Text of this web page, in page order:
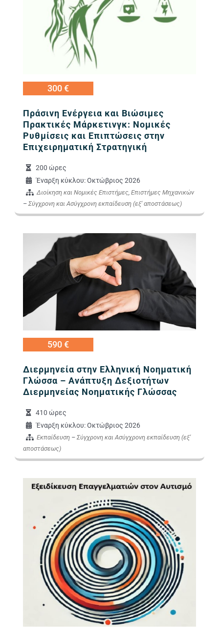
300 €
Πράσινη Ενέργεια και Βιώσιμες
Πρακτικές Μάρκετινγκ: Νομικές
Ρυθμίσεις και Επιπτώσεις στην
Επιχειρηματική Στρατηγική
200 ώρες
Έναρξη κύκλου: Οκτώβριος 2026
Διοίκηση και Νομικές Επιστήμες ,Επιστήμες Μηχανικών
–Σύγχρονη και Ασύγχρονη εκπαίδευση (εξ' αποστάσεως)
590 €
Διερμηνεία στην Ελληνική Νοηματική
Γλώσσα – Ανάπτυξη Δεξιοτήτων
Διερμηνείας Νοηματικής Γλώσσας
410 ώρες
Έναρξη κύκλου: Οκτώβριος 2026
Εκπαίδευση –Σύγχρονη και Ασύγχρονη εκπαίδευση (εξ'
αποστάσεως)